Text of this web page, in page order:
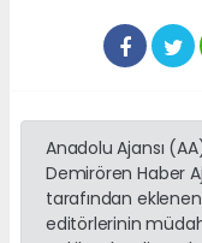
Anadolu Ajansı
Demirören Haber
tarafından
editörlerinin